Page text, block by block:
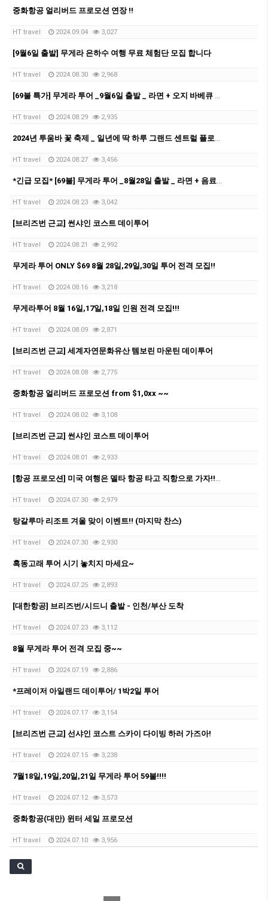
중화항공 얼리버드 프로모션 연장 !!
HT travel 2024.09.04 3,027
[9월6일 출발] 무게라 은하수 여행 무료 체험단 모집 합니다
HT travel 2024.08.30 2,968
[69불 특가] 무게라 투어 _9월6일 출발 _ 라면 + 오지 바베큐 +음료 + 시티 픽드롭
HT travel 2024.08.29 2,935
2024년 투움바 꽃 축제 _ 일년에 딱 하루 그랜드 센트럴 플로럴 퍼레이드 _9월21일
HT travel 2024.08.27 3,456
*긴급 모집* [69불] 무게라 투어 _8월28일 출발 _ 라면 + 음료 + 시티 픽드롭
HT travel 2024.08.23 3,042
[브리즈번 근교] 썬샤인 코스트 데이투어
HT travel 2024.08.21 2,992
무게라 투어 ONLY $69 8월 28일,29일,30일 투어 전격 모집!!
HT travel 2024.08.16 3,218
무게라투어 8월 16일,17일,18일 인원 전격 모집!!!
HT travel 2024.08.09 2,871
[브리즈번 근교] 세계자연문화유산 템보린 마운틴 데이투어
HT travel 2024.08.08 2,775
중화항공 얼리버드 프로모션 from $1,0xx ~~
HT travel 2024.08.02 3,108
[브리즈번 근교] 썬샤인 코스트 데이투어
HT travel 2024.08.01 2,933
[항공 프로모션] 미국 여행은 델타 항공 타고 직항으로 가자!! $14XX~~
HT travel 2024.07.30 2,979
탕갈루마 리조트 겨울 맞이 이벤트!! (마지막 찬스)
HT travel 2024.07.30 2,930
혹동고래 투어 시기 놓치지 마세요~
HT travel 2024.07.25 2,893
[대한항공] 브리즈번/시드니 출발 - 인천/부산 도착
HT travel 2024.07.23 3,112
8월 무게라 투어 전격 모집 중~~
HT travel 2024.07.19 2,886
*프레이저 아일랜드 데이투어/ 1박2일 투어
HT travel 2024.07.17 3,154
[브리즈번 근교] 선샤인 코스트 스카이 다이빙 하러 가즈아!
HT travel 2024.07.15 3,238
7월18일,19일,20일,21일 무게라 투어 59불!!!!
HT travel 2024.07.12 3,573
중화항공(대만) 윈터 세일 프로모션
HT travel 2024.07.10 3,956